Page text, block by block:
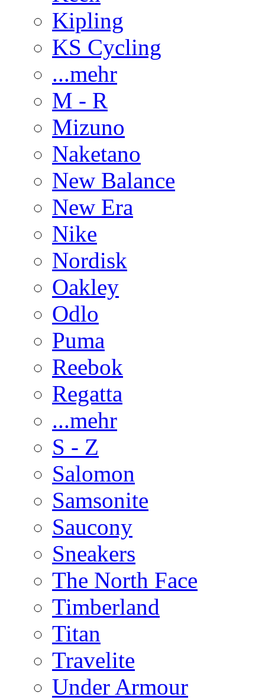
Kipling
KS Cycling
...mehr
M - R
Mizuno
Naketano
New Balance
New Era
Nike
Nordisk
Oakley
Odlo
Puma
Reebok
Regatta
...mehr
S - Z
Salomon
Samsonite
Saucony
Sneakers
The North Face
Timberland
Titan
Travelite
Under Armour